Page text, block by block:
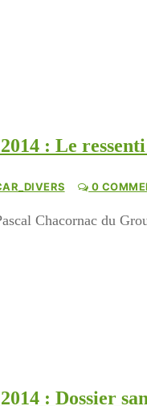
: Le ressenti
0
Chacornac du
: Dossier